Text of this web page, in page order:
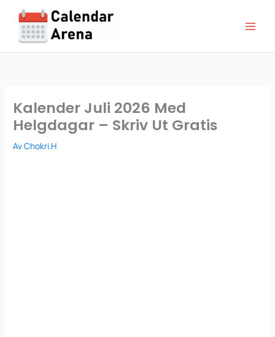
innehåll
Kalender Juli 2026 Med
Helgdagar – Skriv Ut Gratis
AvChokri.H